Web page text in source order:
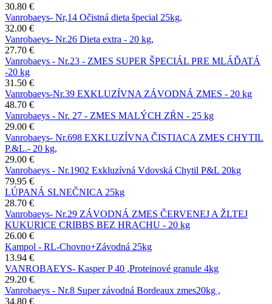
30.80 €
Vanrobaeys- Nr,14 Očistná dieta špecial 25kg,
32.00 €
Vanrobaeys- Nr.26 Dieta extra - 20 kg,
27.70 €
Vanrobaeys - Nr.23 - ZMES SUPER ŠPECIÁL PRE MLÁĎATÁ
-20 kg
31.50 €
Vanrobaeys-Nr.39 EXKLUZÍVNA ZÁVODNÁ ZMES - 20 kg
48.70 €
Vanrobaeys - Nr. 27 - ZMES MALÝCH ZŔN - 25 kg
29.00 €
Vanrobaeys- Nr.698 EXKLUZÍVNA ČISTIACA ZMES CHYTIL
P.&L.- 20 kg,
29.00 €
Vanrobaeys - Nr.1902 Exkluzívná Vdovská Chytil P&L 20kg
79.95 €
LÚPANÁ SLNEČNICA 25kg
28.70 €
Vanrobaeys- Nr.29 ZÁVODNÁ ZMES ČERVENEJ A ŽLTEJ
KUKURICE CRIBBS BEZ HRACHU - 20 kg
26.00 €
Kampol - RL-Chovno+Závodná 25kg
13.94 €
VANROBAEYS- Kasper P 40 ,Proteinové granule 4kg
29.20 €
Vanrobaeys - Nr.8 Super závodná Bordeaux zmes20kg ,
34.80 €